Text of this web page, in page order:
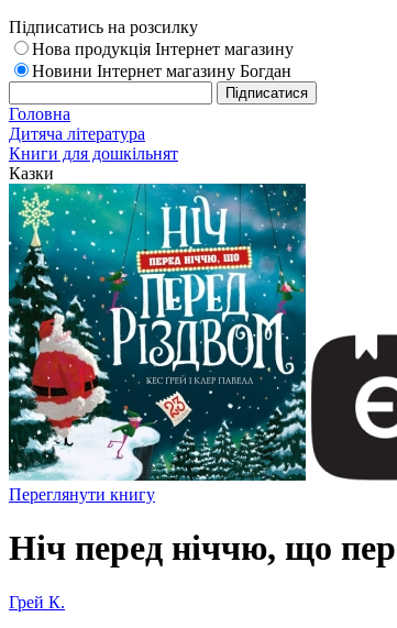
Підписатись на розсилку
Нова продукція Інтернет магазину
Новини Інтернет магазину Богдан
Головна
Дитяча література
Книги для дошкільнят
Казки
Переглянути книгу
Ніч перед ніччю, що
Грей К.